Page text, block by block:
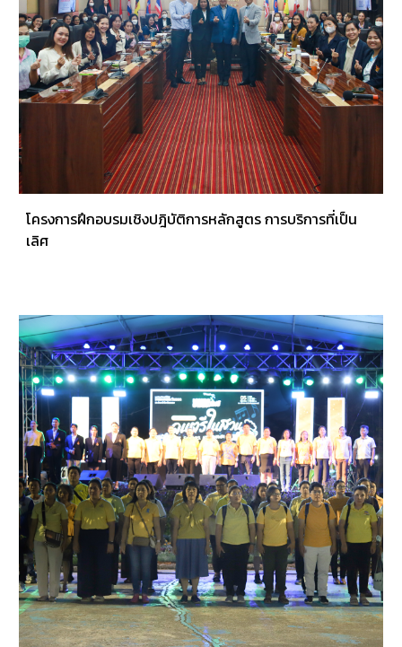
โครงการฝึกอบรมเชิงปฎิบัติการหลักสูตร การบริการที่เป็น
เลิศ